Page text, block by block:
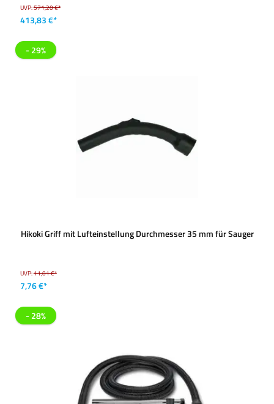
UVP:571,20 €*
413,83 €*
- 29%
Hikoki Griff mit Lufteinstellung Durchmesser 35 mm für Sauger
UVP:11,01 €*
7,76 €*
- 28%